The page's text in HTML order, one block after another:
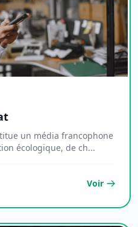
un média francophone
écologique, de ch...
Voir